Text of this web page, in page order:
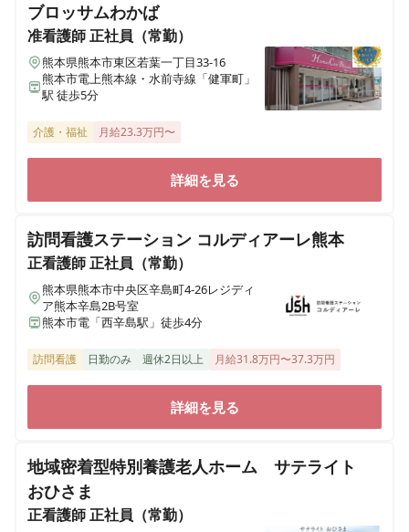
ブロッサムわかば
准看護師正社員（常勤）
熊本県熊本市東区若葉一丁目33-16
熊本市電上熊本線・水前寺線「健軍町」
駅 徒歩5分
介護・福祉 月給23.3万円〜
詳細を見る
訪問看護ステーション コルディアーレ熊本
正看護師正社員（常勤）
熊本県熊本市中央区辛島町4-26レジディ
ア熊本辛島2B号室
熊本市電「西辛島駅」徒歩4分
訪問看護 日勤のみ 週休2日以上 月給31.8万円〜37.3万円
詳細を見る
地域密着型特別養護老人ホーム サテライト
おひさま
正看護師正社員（常勤）